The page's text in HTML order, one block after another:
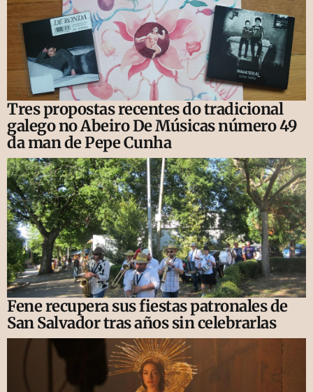
Tres propostas recentes do tradicional
galego no Abeiro De Músicas número 49
da man de Pepe Cunha
Fene recupera sus fiestas patronales de
San Salvador tras años sin celebrarlas